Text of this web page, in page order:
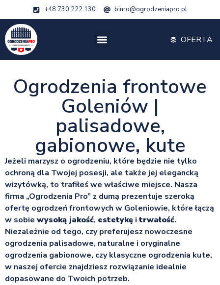
+48 730 222 130 biuro@ogrodzeniapro.pl
OFERTA
Ogrodzenia frontowe
Goleniów |
palisadowe,
gabionowe, kute
Jeżeli marzysz o ogrodzeniu, które będzie nie tylko
ochroną dla Twojej posesji, ale także jej elegancką
wizytówką, to trafiłeś we właściwe miejsce. Nasza
firma „Ogrodzenia Pro” z dumą prezentuje szeroką
ofertę ogrodzeń frontowych w Goleniowie, które łączą
w sobie wysoką jakość, estetykę i trwałość.
Niezależnie od tego, czy preferujesz nowoczesne
ogrodzenia palisadowe, naturalne i oryginalne
ogrodzenia gabionowe, czy klasyczne ogrodzenia kute,
w naszej ofercie znajdziesz rozwiązanie idealnie
dopasowane do Twoich potrzeb.